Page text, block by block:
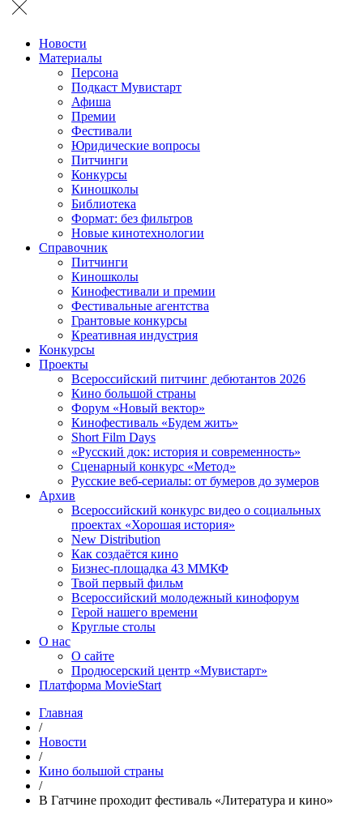
Новости
Материалы
Персона
Подкаст Мувистарт
Афиша
Премии
Фестивали
Юридические вопросы
Питчинги
Конкурсы
Киношколы
Библиотека
Формат: без фильтров
Новые кинотехнологии
Справочник
Питчинги
Киношколы
Кинофестивали и премии
Фестивальные агентства
Грантовые конкурсы
Креативная индустрия
Конкурсы
Проекты
Всероссийский питчинг дебютантов 2026
Кино большой страны
Форум «Новый вектор»
Кинофестиваль «Будем жить»
Short Film Days
«Русский док: история и современность»
Сценарный конкурс «Метод»
Русские веб-сериалы: от бумеров до зумеров
Архив
Всероссийский конкурс видео о социальных
проектах «Хорошая история»
New Distribution
Как создаётся кино
Бизнес-площадка 43 ММКФ
Твой первый фильм
Всероссийский молодежный кинофорум
Герой нашего времени
Круглые столы
О нас
О сайте
Продюсерский центр «Мувистарт»
Платформа MovieStart
Главная
/
Новости
/
Кино большой страны
/
В Гатчине проходит фестиваль «Литература и кино»